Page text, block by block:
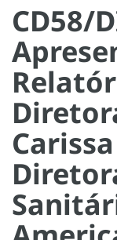
CD58/